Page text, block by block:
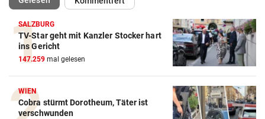
SALZBURG
TV-Star geht mit Kanzler Stocker hart
ins Gericht
147.259 mal gelesen
WIEN
Cobra stürmt Dorotheum, Täter ist
verschwunden